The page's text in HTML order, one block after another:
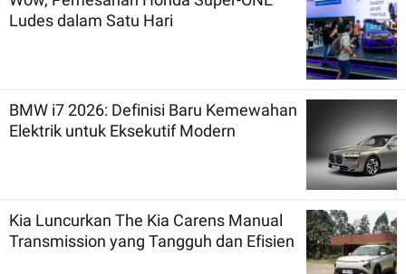
Ludes dalam Satu Hari
BMW i7 2026: Definisi Baru Kemewahan
Elektrik untuk Eksekutif Modern
Kia Luncurkan The Kia Carens Manual
Transmission yang Tangguh dan Efisien